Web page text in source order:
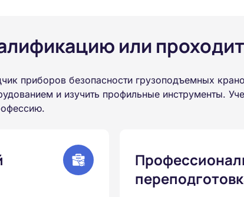
или
приборов безопасности грузоподъемных
и изучить профильные инструменты.